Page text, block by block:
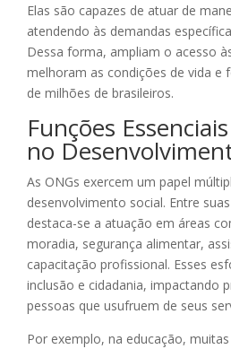
Elas são capazes de atuar de
atendendo às demandas
Dessa forma, ampliam o acesso
melhoram as condições de vida e
de milhões de brasileiros.
Funções
no
As ONGs exercem um papel
desenvolvimento social. Entre
destaca-se a atuação em áreas
moradia, segurança alimentar,
capacitação profissional. Esses
inclusão e cidadania, impactando
pessoas que usufruem de seus
Por exemplo, na educação,